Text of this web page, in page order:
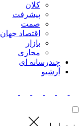
کلان
پیشرفت
صمت
اقتصاد جهان
بازار
مجازی
چندرسانه ای
آرشیو